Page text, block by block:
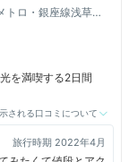
ロ・銀座線浅草駅
を満喫する2日間
される口コミについて
旅行時期 2022年4月